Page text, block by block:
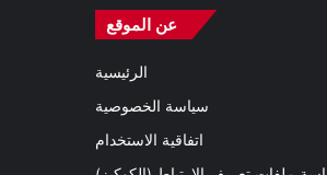
عن الموقع
الرئيسية
سياسة الخصوصية
اتفاقية الاستخدام